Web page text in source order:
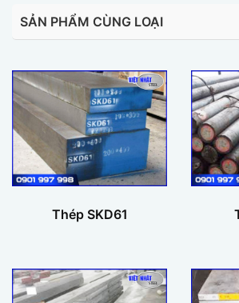
SẢN PHẨM CÙNG LOẠI
Thép SKD61